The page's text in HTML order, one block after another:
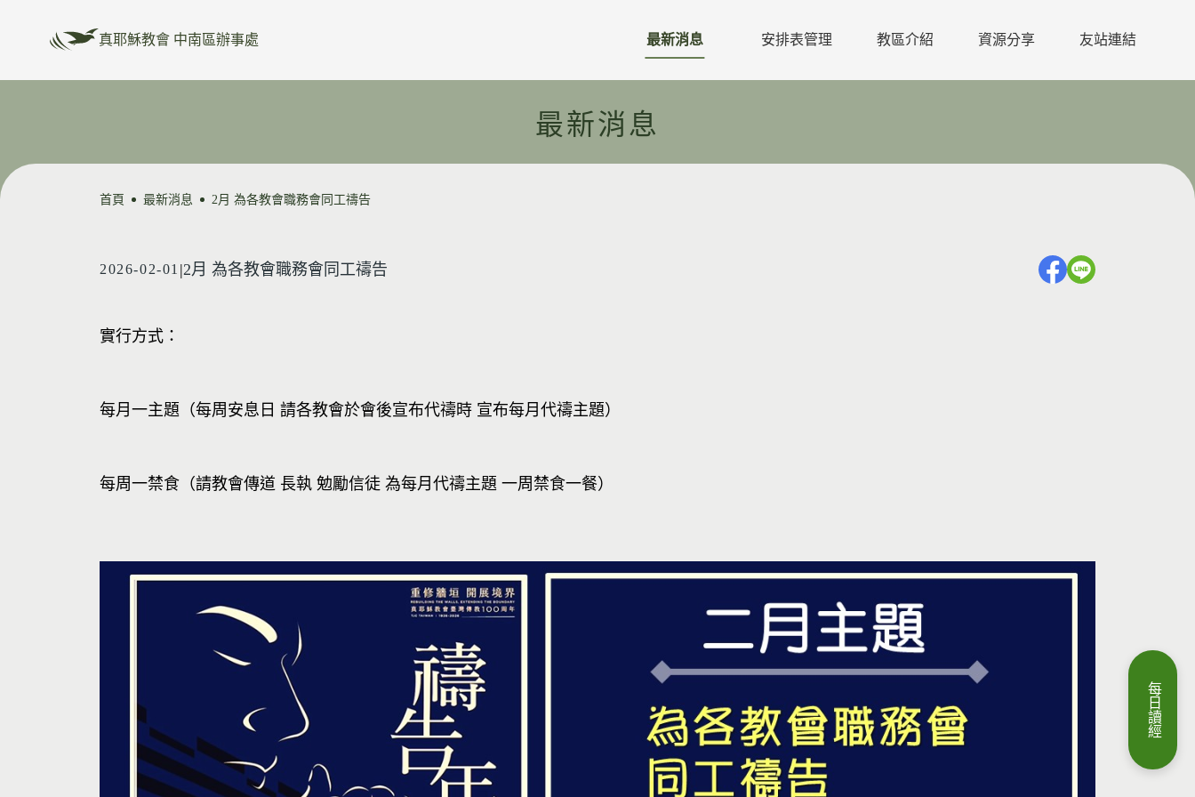
每
日
讀
經
真耶穌教會 中南區辦事處 最新消息
教區行事曆
安排表管理 教區介紹 資源分享 友站連結
最新消息
首頁 最新消息 2月 為各教會職務會同工禱告
2026-02-01 |2月 為各教會職務會同工禱告
實行方式：
每月一主題（每周安息日 請各教會於會後宣布代禱時 宣布每月代禱主題）
每周一禁食（請教會傳道 長執 勉勵信徒 為每月代禱主題 一周禁食一餐）